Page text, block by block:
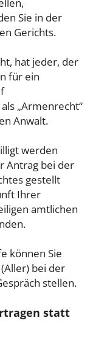
Sie in der
Gerichts.
hat jeder, der
für ein
„Armenrecht“
Anwalt.
werden
Antrag bei der
gestellt
Ihrer
amtlichen
können Sie
bei der
stellen.
statt